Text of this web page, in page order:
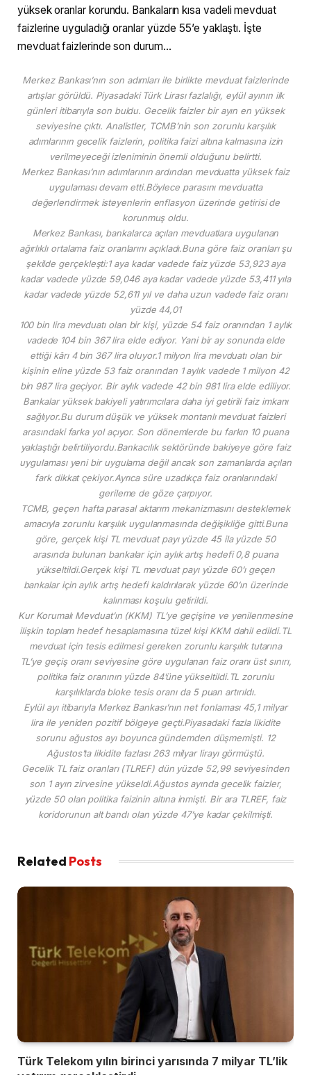
yüksek oranlar korundu. Bankaların kısa vadeli mevduat
faizlerine uyguladığı oranlar yüzde 55’e yaklaştı. İşte
mevduat faizlerinde son durum…
Merkez Bankası’nın son adımları ile birlikte mevduat faizlerinde
artışlar görüldü. Piyasadaki Türk Lirası fazlalığı, eylül ayının ilk
günleri itibarıyla son buldu. Gecelik faizler bir ayın en yüksek
seviyesine çıktı. Analistler, TCMB’nin son zorunlu karşılık
adımlarının gecelik faizlerin, politika faizi altına kalmasına izin
verilmeyeceği izleniminin önemli olduğunu belirtti.
Merkez Bankası’nın adımlarının ardından mevduatta yüksek faiz
uygulaması devam etti.Böylece parasını mevduatta
değerlendirmek isteyenlerin enflasyon üzerinde getirisi de
korunmuş oldu.
Merkez Bankası, bankalarca açılan mevduatlara uygulanan
ağırlıklı ortalama faiz oranlarını açıkladı.Buna göre faiz oranları şu
şekilde gerçekleşti:1 aya kadar vadede faiz yüzde 53,923 aya
kadar vadede yüzde 59,046 aya kadar vadede yüzde 53,411 yıla
kadar vadede yüzde 52,611 yıl ve daha uzun vadede faiz oranı
yüzde 44,01
100 bin lira mevduatı olan bir kişi, yüzde 54 faiz oranından 1 aylık
vadede 104 bin 367 lira elde ediyor. Yani bir ay sonunda elde
ettiği kârı 4 bin 367 lira oluyor.1 milyon lira mevduatı olan bir
kişinin eline yüzde 53 faiz oranından 1 aylık vadede 1 milyon 42
bin 987 lira geçiyor. Bir aylık vadede 42 bin 981 lira elde ediliyor.
Bankalar yüksek bakiyeli yatırımcılara daha iyi getirili faiz imkanı
sağlıyor.Bu durum düşük ve yüksek montanlı mevduat faizleri
arasındaki farka yol açıyor. Son dönemlerde bu farkın 10 puana
yaklaştığı belirtiliyordu.Bankacılık sektöründe bakiyeye göre faiz
uygulaması yeni bir uygulama değil ancak son zamanlarda açılan
fark dikkat çekiyor.Ayrıca süre uzadıkça faiz oranlarındaki
gerileme de göze çarpıyor.
TCMB, geçen hafta parasal aktarım mekanizmasını desteklemek
amacıyla zorunlu karşılık uygulanmasında değişikliğe gitti.Buna
göre, gerçek kişi TL mevduat payı yüzde 45 ila yüzde 50
arasında bulunan bankalar için aylık artış hedefi 0,8 puana
yükseltildi.Gerçek kişi TL mevduat payı yüzde 60’ı geçen
bankalar için aylık artış hedefi kaldırılarak yüzde 60’ın üzerinde
kalınması koşulu getirildi.
Kur Korumalı Mevduat’ın (KKM) TL’ye geçişine ve yenilenmesine
ilişkin toplam hedef hesaplamasına tüzel kişi KKM dahil edildi.TL
mevduat için tesis edilmesi gereken zorunlu karşılık tutarına
TL’ye geçiş oranı seviyesine göre uygulanan faiz oranı üst sınırı,
politika faiz oranının yüzde 84’üne yükseltildi.TL zorunlu
karşılıklarda bloke tesis oranı da 5 puan artırıldı.
Eylül ayı itibarıyla Merkez Bankası’nın net fonlaması 45,1 milyar
lira ile yeniden pozitif bölgeye geçti.Piyasadaki fazla likidite
sorunu ağustos ayı boyunca gündemden düşmemişti. 12
Ağustos’ta likidite fazlası 263 milyar lirayı görmüştü.
Gecelik TL faiz oranları (TLREF) dün yüzde 52,99 seviyesinden
son 1 ayın zirvesine yükseldi.Ağustos ayında gecelik faizler,
yüzde 50 olan politika faizinin altına inmişti. Bir ara TLREF, faiz
koridorunun alt bandı olan yüzde 47’ye kadar çekilmişti.
Related Posts
Türk Telekom yılın birinci yarısında 7 milyar TL’lik